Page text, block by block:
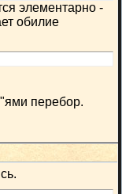
элементарно -
обилие
перебор.